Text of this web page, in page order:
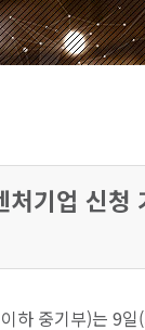
기업 신청
하 중기부)는 9